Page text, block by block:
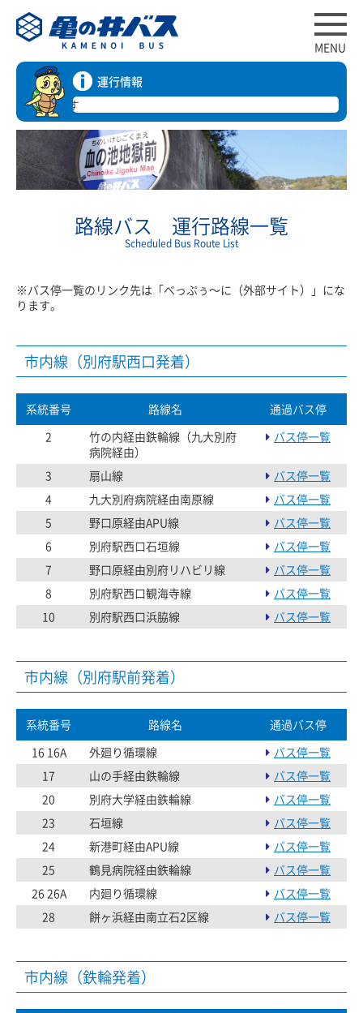
MENU
運行情報
平常
路線バス 運行路線一覧
Scheduled Bus Route List
※バス停一覧のリンク先は「べっぷぅ～に（外部サイト）」にな
ります。
市内線（別府駅西口発着）
系統番号 路線名
通過バス停
2
竹の内経由鉄輪線（九大別府
病院経由）
バス停一覧
3 扇山線
バス停一覧
4
九大別府病院経由南原線
バス停一覧
5
野口原経由APU線
バス停一覧
6
別府駅西口石垣線
バス停一覧
7
野口原経由別府リハビリ線
バス停一覧
8
別府駅西口観海寺線
バス停一覧
10
別府駅西口浜脇線 バス停一覧
市内線（別府駅前発着）
系統番号 路線名
通過バス停
16 16A
外廻り循環線
バス停一覧
17
山の手経由鉄輪線
バス停一覧
20
別府大学経由鉄輪線
バス停一覧
23
石垣線
バス停一覧
24
新港町経由APU線
バス停一覧
25
鶴見病院経由鉄輪線
バス停一覧
26 26A
内廻り循環線
バス停一覧
28
餅ヶ浜経由南立石2区線 バス停一覧
市内線（鉄輪発着）